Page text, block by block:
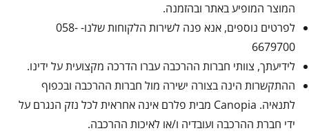
המוצר המופיע באתר ובהזמנה.
לפרטים נוספים, אנא פנה לשירות הלקוחות שלנו- 058-
6679700
לידיעתך, צוותי חברות ההרכבה עברו הדרכה מקצועית על ידינו.
ההתקשרות הינה בצורה ישירה מול חברות ההרכבה ובכפוף
לתנאיה. Canopia מבית פלרם אינה אחראית לכל נזק הנגרם על
ידי חברת ההרכבה ועובדיה ו/או לאיכות ההרכבה.